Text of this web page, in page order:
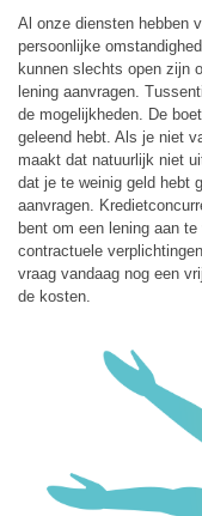
Al onze diensten hebben
persoonlijke
kunnen slechts open zijn
lening aanvragen.
de mogelijkheden. De
geleend hebt. Als je niet
maakt dat natuurlijk niet
dat je te weinig geld hebt
aanvragen.
bent om een lening aan
contractuele
vraag vandaag nog een
de kosten.